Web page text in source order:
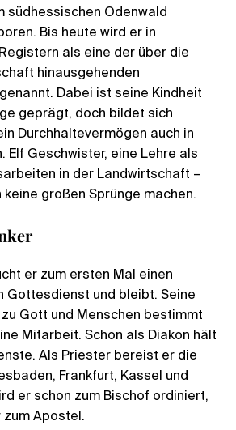
südhessischen Odenwald
Bis heute wird er in
als eine der über die
hinausgehenden
Dabei ist seine Kindheit
geprägt, doch bildet sich
Durchhaltevermögen auch in
Elf Geschwister, eine Lehre als
in der Landwirtschaft –
großen Sprünge machen.
er zum ersten Mal einen
Gottesdienst und bleibt. Seine
Gott und Menschen bestimmt
Mitarbeit. Schon als Diakon hält
Als Priester bereist er die
Frankfurt, Kassel und
er schon zum Bischof ordiniert,
Apostel.